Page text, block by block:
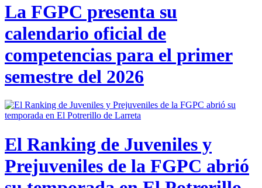
La FGPC presenta su
calendario oficial de
competencias para el primer
semestre del 2026
El Ranking de Juveniles y
Prejuveniles de la FGPC abrió